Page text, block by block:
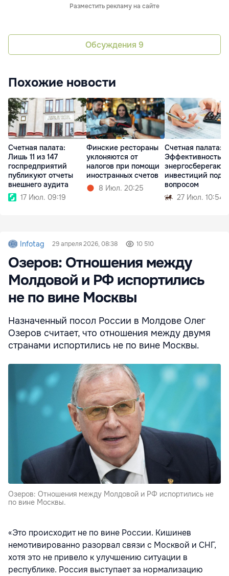
Разместить рекламу на сайте
Обсуждения 9
Похожие новости
Счетная палата:
Лишь 11 из 147
госпредприятий
публикуют отчеты
внешнего аудита
17 Июл. 09:19
Финские рестораны
уклоняются от
налогов при помощи
иностранных счетов
8 Июл. 20:25
Счетная палата:
Эффективность
инвестиций под
вопросом
27 Июл. 10:54
Infotag 29 апреля 2026, 08:38 10 510
Озеров: Отношения между
Молдовой и РФ испортились
не по вине Москвы
Назначенный посол России в Молдове Олег
Озеров считает, что отношения между двумя
странами испортились не по вине Москвы.
Озеров: Отношения между Молдовой и РФ испортились не
по вине Москвы.
«Это происходит не по вине России. Кишинев
немотивированно разорвал связи с Москвой и СНГ,
хотя это не привело к улучшению ситуации в
республике. Россия выступает за нормализацию